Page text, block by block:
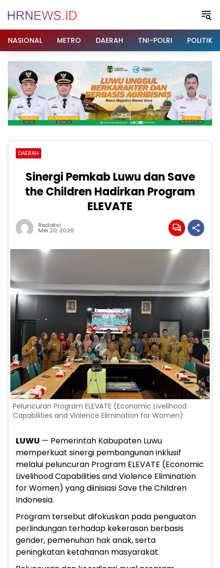
NASIONAL
METRO DAERAH TNI-POLRI POLITIK
DAERAH
Sinergi Pemkab Luwu dan Save
the Children Hadirkan Program
ELEVATE
Redaksi
Mei 20, 2026
Peluncuran Program ELEVATE (Economic Livelihood
Capabilities and Violence Elimination for Women).
LUWU — Pemerintah Kabupaten Luwu
memperkuat sinergi pembangunan inklusif
melalui peluncuran Program ELEVATE (Economic
Livelihood Capabilities and Violence Elimination
for Women) yang diinisiasi Save the Children
Indonesia.
Program tersebut difokuskan pada penguatan
perlindungan terhadap kekerasan berbasis
gender, pemenuhan hak anak, serta
peningkatan ketahanan masyarakat.